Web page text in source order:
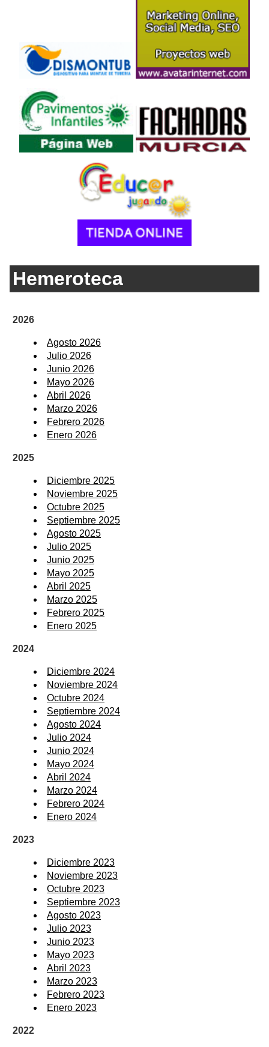
Hemeroteca
2026
Agosto 2026
Julio 2026
Junio 2026
Mayo 2026
Abril 2026
Marzo 2026
Febrero 2026
Enero 2026
2025
Diciembre 2025
Noviembre 2025
Octubre 2025
Septiembre 2025
Agosto 2025
Julio 2025
Junio 2025
Mayo 2025
Abril 2025
Marzo 2025
Febrero 2025
Enero 2025
2024
Diciembre 2024
Noviembre 2024
Octubre 2024
Septiembre 2024
Agosto 2024
Julio 2024
Junio 2024
Mayo 2024
Abril 2024
Marzo 2024
Febrero 2024
Enero 2024
2023
Diciembre 2023
Noviembre 2023
Octubre 2023
Septiembre 2023
Agosto 2023
Julio 2023
Junio 2023
Mayo 2023
Abril 2023
Marzo 2023
Febrero 2023
Enero 2023
2022